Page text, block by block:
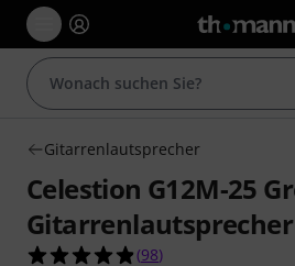
Gitarrenlautsprecher
Celestion G12M-25
4.8 von 5 Sternen
(98)